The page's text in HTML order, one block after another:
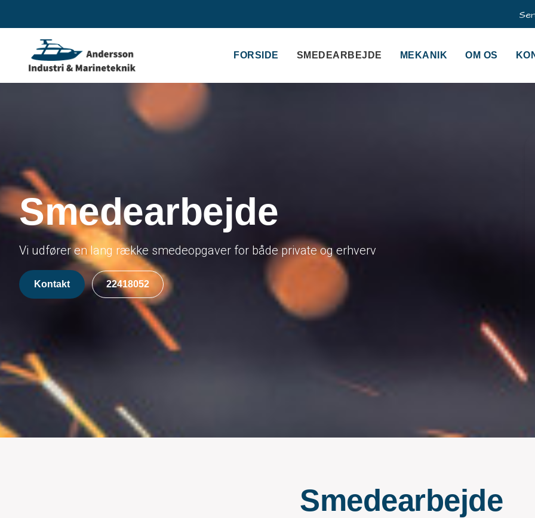
FORSIDE SMEDEARBEJDE MEKANIK OM OS
Smedearbejde
Vi udfører en lang række smedeopgaver for både private og erhverv
Kontakt 22418052
Smedearbejde